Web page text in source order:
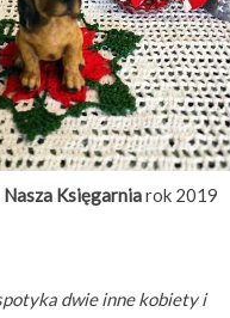
Nasza Księgarniarok 2019
dwie inne kobiety i